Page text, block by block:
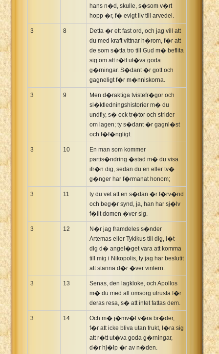
hans n�d, skulle, s�som v�rt
hopp �r, f� evigt liv till arvedel.
3 8
Detta �r ett fast ord, och jag vill att
du med kraft vittnar h�rom, f�r att
de som s�tta tro till Gud m� beflita
sig om att r�tt ut�va goda
g�rningar. S�dant �r gott och
gagneligt f�r m�nniskorna.
3 9
Men d�raktiga tvistefr�gor och
sl�ktledningshistorier m� du
undfly, s� ock tr�tor och strider
om lagen; ty s�dant �r gagnl�st
och f�f�ngligt.
3 10
En man som kommer
partis�ndring �stad m� du visa
ifr�n dig, sedan du en eller tv�
g�nger har f�rmanat honom;
3 11
ty du vet att en s�dan �r f�rv�nd
och beg�r synd, ja, han har sj�lv
f�llt domen �ver sig.
3 12
N�r jag framdeles s�nder
Artemas eller Tykikus till dig, l�t
dig d� angel�get vara att komma
till mig i Nikopolis, ty jag har beslutit
att stanna d�r �ver vintern.
3 13
Senas, den lagkloke, och Apollos
m� du med all omsorg utrusta f�r
deras resa, s� att intet fattas dem.
3 14
Och m� j�mv�l v�ra br�der,
f�r att icke bliva utan frukt, l�ra sig
att r�tt ut�va goda g�rningar,
d�r hj�lp �r av n�den.